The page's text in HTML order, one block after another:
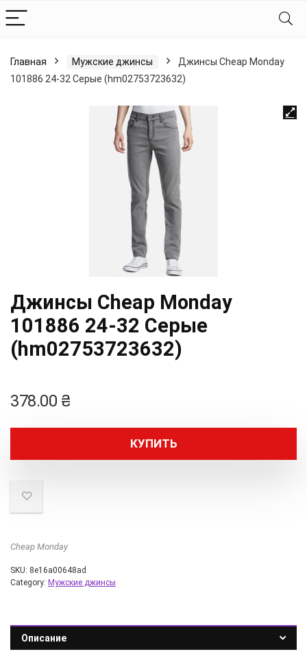
Главная Мужские джинсы
Джинсы Cheap Monday
101886 24-32 Серые (hm02753723632)
Джинсы Cheap Monday
101886 24-32 Серые
(hm02753723632)
378.00 ₴
КУПИТЬ
Cheap Monday
SKU: 8e16a00648ad
Category: Мужские джинсы
Описание